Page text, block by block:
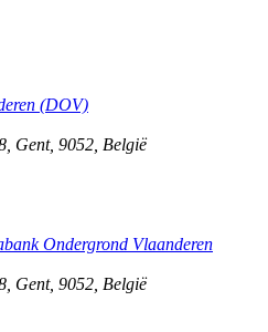
(DOV)
Gent, 9052 België
Ondergrond Vlaanderen
Gent, 9052 België